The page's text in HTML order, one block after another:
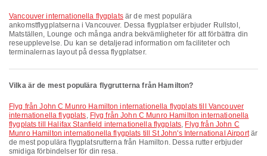
Vancouver internationella flygplatsär de mest populära
ankomstflygplatserna i Vancouver. Dessa flygplatser erbjuder Rullstol,
Matställen, Lounge och många andra bekvämligheter för att förbättra din
reseupplevelse. Du kan se detaljerad information om faciliteter och
terminalernas layout på dessa flygplatser.
Vilka är de mest populära flygrutterna från Hamilton?
Flyg från John C Munro Hamilton internationella flygplats till Vancouver
internationella flygplats, Flyg från John C Munro Hamilton internationella
flygplats till Halifax Stanfield internationella flygplats, Flyg från John C
Munro Hamilton internationella flygplats till St John's International Airportär
de mest populära flygplatsrutterna från Hamilton. Dessa rutter erbjuder
smidiga förbindelser för din resa.